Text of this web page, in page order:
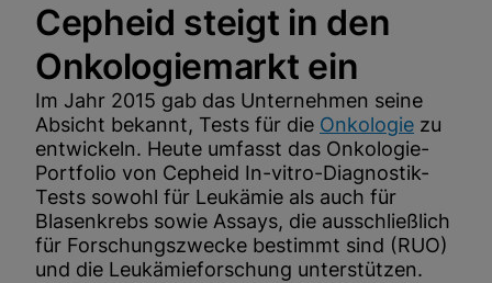
Cepheid steigt in den
Onkologiemarkt ein
Im Jahr 2015 gab das Unternehmen seine
Absicht bekannt, Tests für die Onkologie zu
entwickeln. Heute umfasst das Onkologie-
Portfolio von Cepheid In-vitro-Diagnostik-
Tests sowohl für Leukämie als auch für
Blasenkrebs sowie Assays, die ausschließlich
für Forschungszwecke bestimmt sind (RUO)
und die Leukämieforschung unterstützen.